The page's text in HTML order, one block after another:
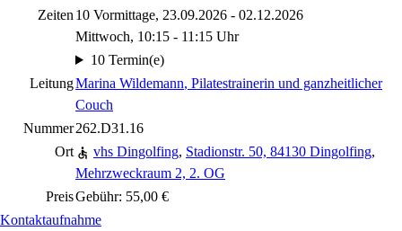
Zeiten 10 Vormittage, 23.09.2026 - 02.12.2026
Mittwoch, 10:15 - 11:15 Uhr
10 Termin(e)
LeitungMarina Wildemann, Pilatestrainerin und ganzheitlicher
Couch
Nummer262.D31.16
Ort
vhs Dingolfing, Stadionstr. 50, 84130 Dingolfing,
Mehrzweckraum 2, 2. OG
PreisGebühr: 55,00 €
Kontaktaufnahme